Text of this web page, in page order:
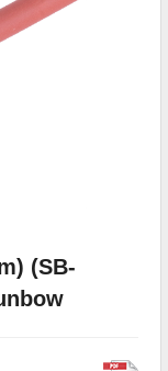
(SB-